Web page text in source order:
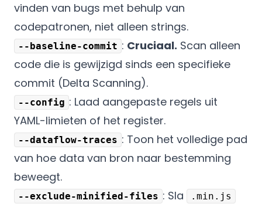
vinden van bugs met behulp van
codepatronen, niet alleen strings.
--baseline-commit : Cruciaal. Scan alleen
code die is gewijzigd sinds een specifieke
commit (Delta Scanning).
--config : Laad aangepaste regels uit
YAML-limieten of het register.
--dataflow-traces : Toon het volledige pad
van hoe data van bron naar bestemming
beweegt.
--exclude-minified-files : Sla .min.js